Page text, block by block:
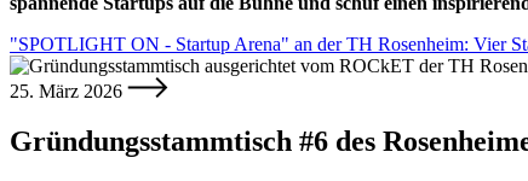
"SPOTLIGHT ON - Startup Arena" an der TH Rosenheim: Vier
25. März 2026
Gründungsstammtisch #6 des